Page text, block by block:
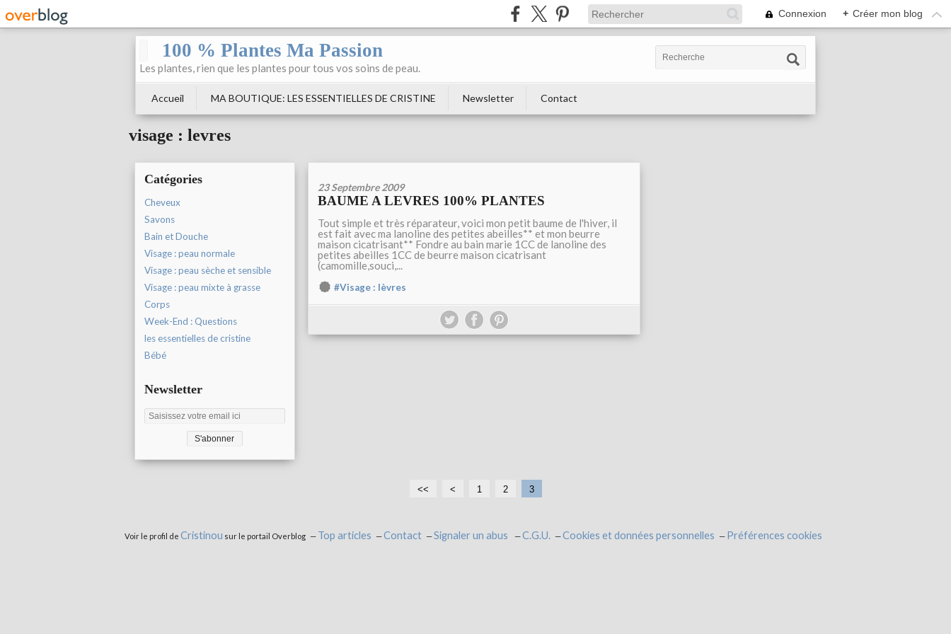
Connexion + Créer mon blog
100 % Plantes Ma Passion
Les plantes, rien que les plantes pour tous vos soins de peau.
Accueil MA BOUTIQUE: LES ESSENTIELLES DE CRISTINE Newsletter Contact
visage : levres
Catégories
Cheveux
Savons
Bain et Douche
Visage : peau normale
Visage : peau sèche et sensible
Visage : peau mixte à grasse
Corps
Week-End : Questions
les essentielles de cristine
Bébé
Newsletter
23 Septembre 2009
BAUME A LEVRES 100% PLANTES
Tout simple et très réparateur, voici mon petit baume de l'hiver, il
est fait avec ma lanoline des petites abeilles** et mon beurre
maison cicatrisant** Fondre au bain marie 1CC de lanoline des
petites abeilles 1CC de beurre maison cicatrisant
(camomille,souci,...
#Visage : lèvres
<< < 1 2 3
Voir le profil de Cristinou sur le portail Overblog Top articles Contact Signaler un abus C.G.U. Cookies et données personnelles Préférences cookies